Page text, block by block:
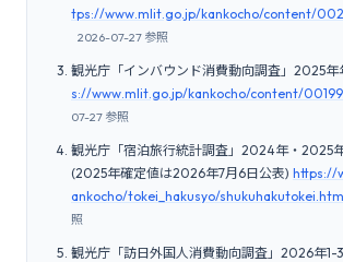
tps://www.mlit.go.jp/kankocho/content/
2026-07-27 参照
観光庁「インバウンド消費動向調査」2025年
s://www.mlit.go.jp/kankocho/content/
07-27 参照
観光庁「宿泊旅行統計調査」2024年・2025
(2025年確定値は2026年7月6日公表) https://
ankocho/tokei_hakusyo/
照
観光庁「訪日外国人消費動向調査」2026年1-